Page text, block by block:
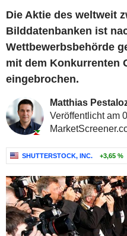
Die Aktie des weltweit
Bilddatenbanken ist
Wettbewerbsbehörde
mit dem Konkurrenten
eingebrochen.
Matthias
Veröffentlicht am
SHUTTERSTOCK, INC. +3,65 %